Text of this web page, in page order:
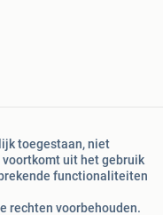
toegestaan, niet
uit het gebruik
functionaliteiten
rechten voorbehouden.